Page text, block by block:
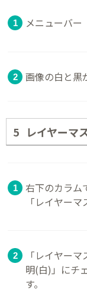
メニューバー
画像の白と黒
レイヤーマ
右下のカラム
「レイヤー
「レイヤー
明(白)」にチ
す。